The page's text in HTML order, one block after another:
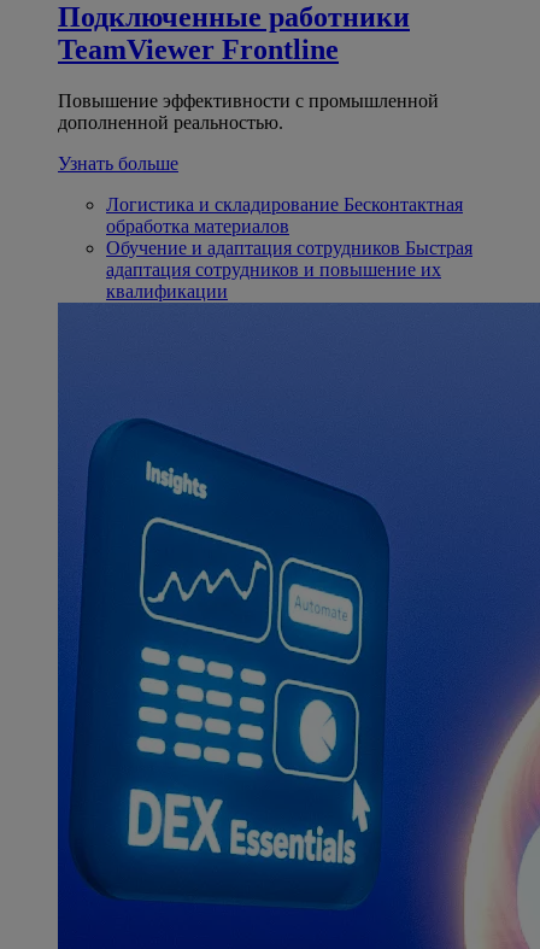
Подключенные работники
TeamViewer Frontline
Повышение эффективности с промышленной
дополненной реальностью.
Узнать больше
Логистика и складирование Бесконтактная
обработка материалов
Обучение и адаптация сотрудников Быстрая
адаптация сотрудников и повышение их
квалификации